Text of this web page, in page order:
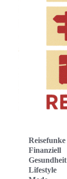
Reisefunke
Finanziell
Gesundheit
Lifestyle